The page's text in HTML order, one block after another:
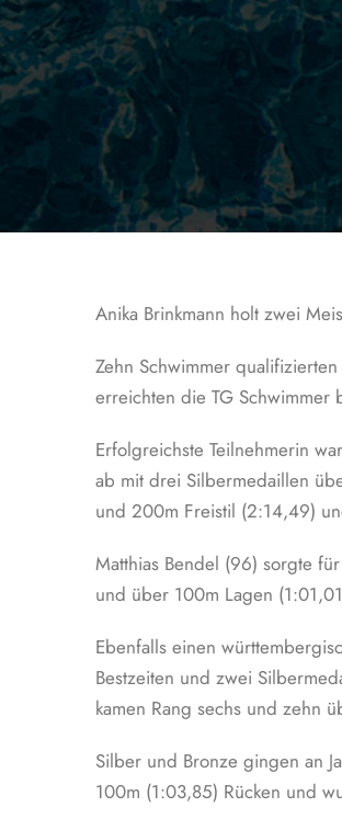
Anika Brinkmann holt zwei
Zehn Schwimmer
erreichten die TG Schwimmer
Erfolgreichste Teilnehmerin
ab mit drei Silbermedaillen
und 200m Freistil (2:14,49)
Matthias Bendel (96) sorgte
und über 100m Lagen
Ebenfalls einen
Bestzeiten und zwei
kamen Rang sechs und zehn
Silber und Bronze gingen an
100m (1:03,85) Rücken und